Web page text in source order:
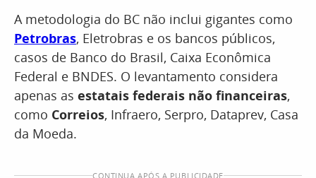
A metodologia do BC não inclui gigantes como
Petrobras, Eletrobras e os bancos públicos,
casos de Banco do Brasil, Caixa Econômica
Federal e BNDES. O levantamento considera
apenas as estatais federais não financeiras,
como Correios, Infraero, Serpro, Dataprev, Casa
da Moeda.
CONTINUA APÓS A PUBLICIDADE